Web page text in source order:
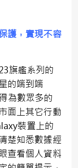
護，實現不容
旗艦系列的
的端到端
為數眾多的
面上其它行動
裝置上的
楚知悉數據經
查看個人資料